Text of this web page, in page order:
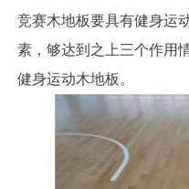
竞赛木地板要具有健身运
素，够达到之上三个作用
健身运动木地板。